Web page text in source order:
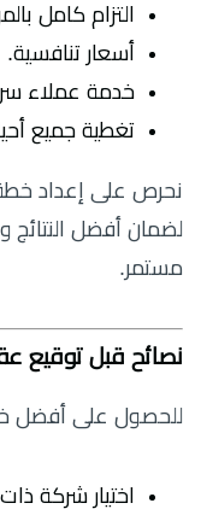
التزام كامل
أسعار تنافسية.
خدمة عملاء
تغطية جميع
نحرص على إعداد
لضمان أفضل
مستمر.
نصائح قبل توقيع
للحصول على أفضل
اختيار شركة